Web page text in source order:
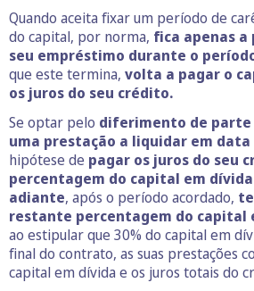
Quando aceita fixar um período de
do capital, por norma, fica apenas a
seu empréstimo durante o
que este termina, volta a pagar o
os juros do seu crédito.
Se optar pelo diferimento de parte
uma prestação a liquidar em
hipótese de pagar os juros do seu
percentagem do capital em
adiante, após o período acordado,
restante percentagem do capital
ao estipular que 30% do capital em
final do contrato, as suas prestações
capital em dívida e os juros totais do